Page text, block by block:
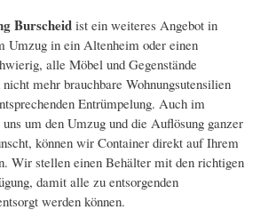
Burscheid ist ein weiteres Angebot in
Umzug in ein Altenheim oder einen
alle Möbel und Gegenstände
mehr brauchbare Wohnungsutensilien
Entrümpelung. Auch im
um den Umzug und die Auflösung ganzer
können wir Container direkt auf Ihrem
Wir stellen einen Behälter mit den richtigen
damit alle zu entsorgenden
werden können.